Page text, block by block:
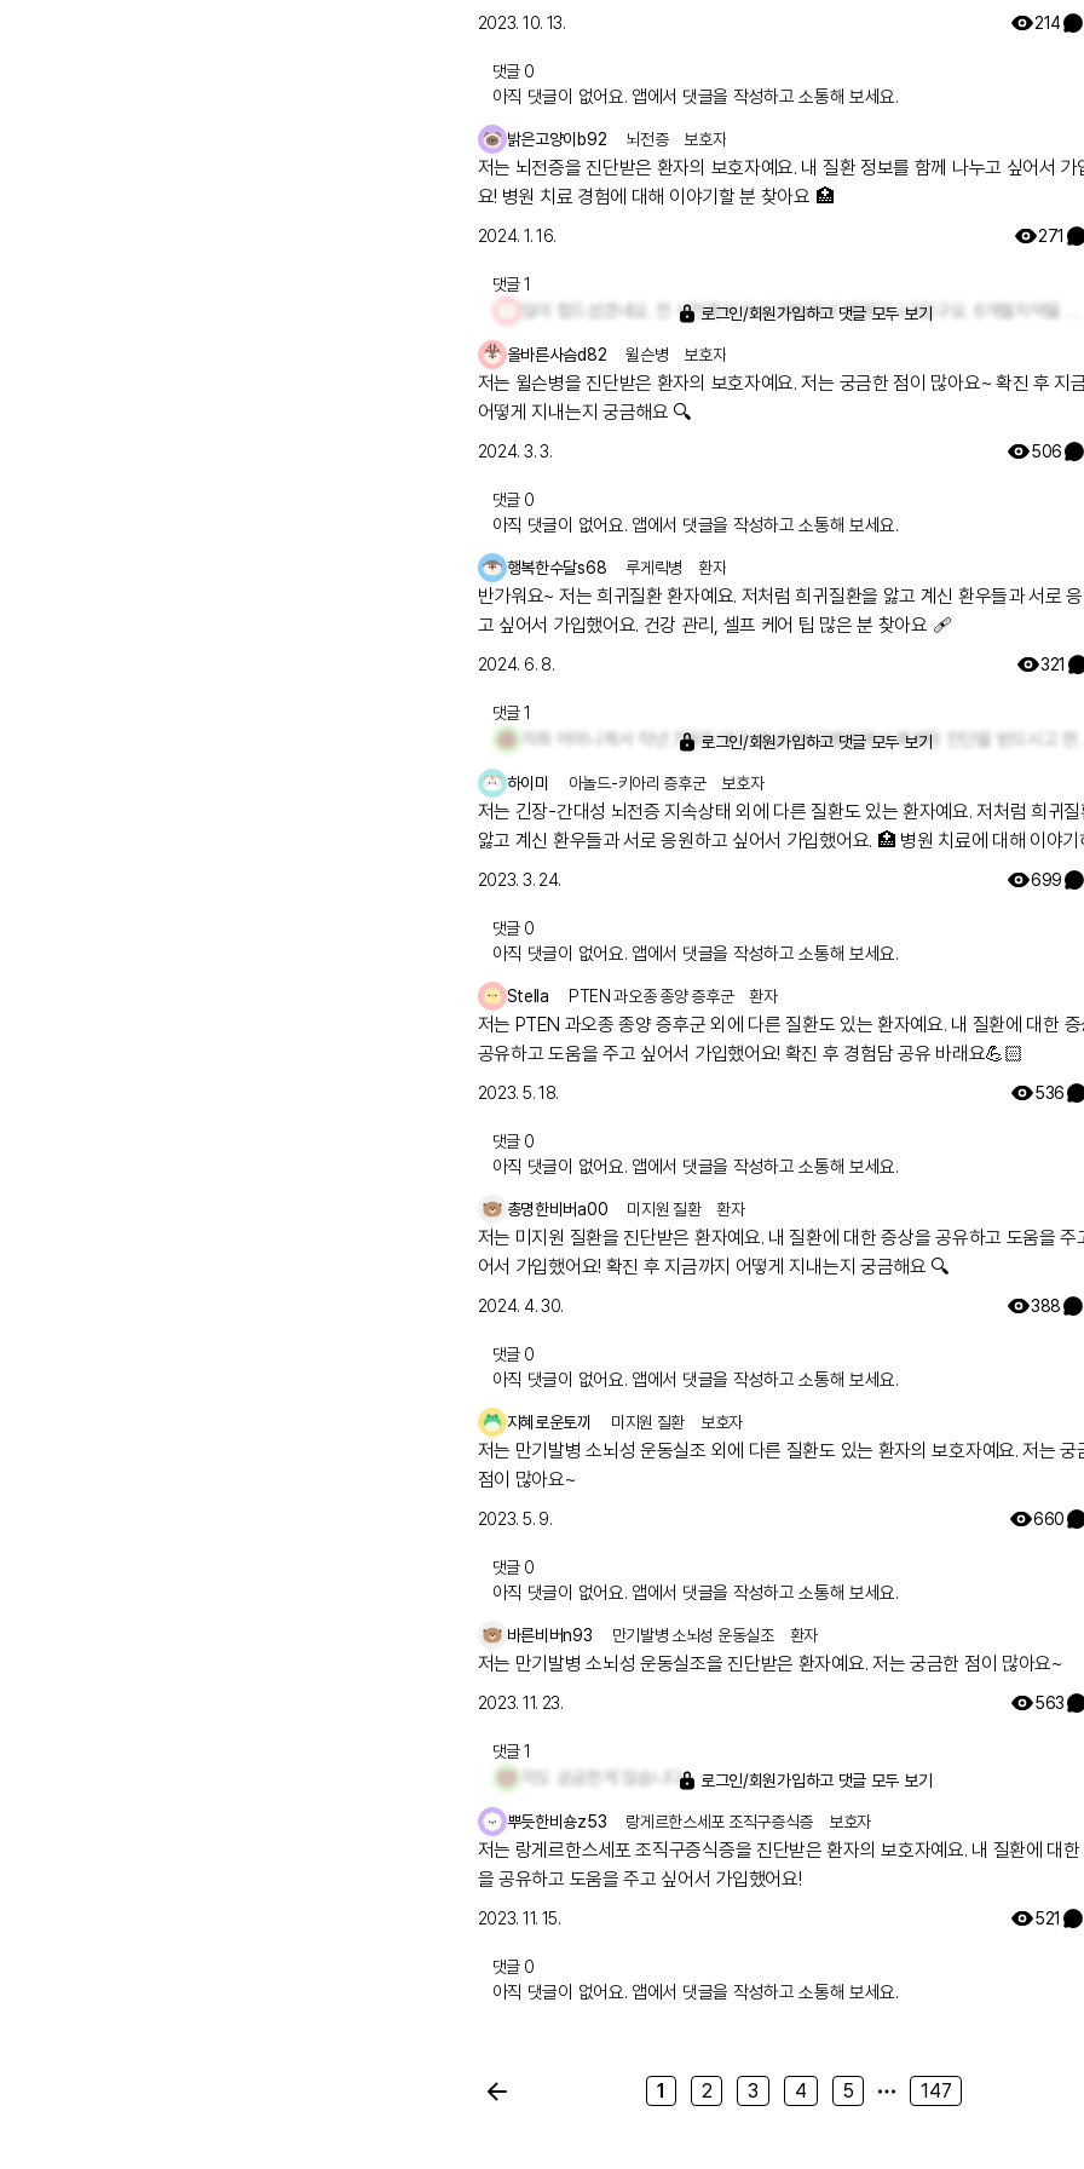
2023. 10. 13. 214
댓글 0
아직 댓글이 없어요. 앱에서 댓글을 작성하고 소통해 보세요.
밝은고양이b92 뇌전증 보호자
저는 뇌전증을 진단받은 환자의 보호자예요. 내 질환 정보를 함께 나누고 싶어서 가
요! 병원 치료 경험에 대해 이야기할 분 찾아요 🏥
2024. 1. 16. 271
댓글1
로그인/회원가입하고 댓글 모두 보기
올바른사슴d82 윌슨병 보호자
저는 윌슨병을 진단받은 환자의 보호자예요. 저는 궁금한 점이 많아요~ 확진 후 지금까지
어떻게 지내는지 궁금해요 🔍
2024. 3. 3. 506
댓글 0
아직 댓글이 없어요. 앱에서 댓글을 작성하고 소통해 보세요.
행복한수달s68 루게릭병 환자
반가워요~ 저는 희귀질환 환자예요. 저처럼 희귀질환을 앓고 계신 환우들과 서로
고 싶어서 가입했어요. 건강 관리, 셀프 케어 팁 많은 분 찾아요 🩹
2024. 6. 8. 321
댓글1
로그인/회원가입하고 댓글 모두 보기
하이미 아놀드-키아리 증후군 보호자
저는 긴장-간대성 뇌전증 지속상태 외에 다른 질환도 있는 환자예요. 저처럼 희귀
앓고 계신 환우들과 서로 응원하고 싶어서 가입했어요. 🏥 병원 치료에 대해 이야기
분~!
2023. 3. 24. 699
댓글 0
아직 댓글이 없어요. 앱에서 댓글을 작성하고 소통해 보세요.
Stella PTEN 과오종 종양 증후군 환자
저는 PTEN 과오종 종양 증후군 외에 다른 질환도 있는 환자예요. 내 질환에 대한
공유하고 도움을 주고 싶어서 가입했어요! 확진 후 경험담 공유 바래요💪🏻
2023. 5. 18. 536
댓글 0
아직 댓글이 없어요. 앱에서 댓글을 작성하고 소통해 보세요.
총명한비버a00 미지원 질환 환자
저는 미지원 질환을 진단받은 환자예요. 내 질환에 대한 증상을 공유하고 도움을 주
어서 가입했어요! 확진 후 지금까지 어떻게 지내는지 궁금해요 🔍
2024. 4. 30. 388
댓글 0
아직 댓글이 없어요. 앱에서 댓글을 작성하고 소통해 보세요.
지혜로운토끼 미지원 질환 보호자
저는 만기발병 소뇌성 운동실조 외에 다른 질환도 있는 환자의 보호자예요. 저는 궁
점이 많아요~
2023. 5. 9. 660
댓글 0
아직 댓글이 없어요. 앱에서 댓글을 작성하고 소통해 보세요.
바른비버n93 만기발병 소뇌성 운동실조 환자
저는 만기발병 소뇌성 운동실조을 진단받은 환자예요. 저는 궁금한 점이 많아요~
2023. 11. 23. 563
댓글1
저도 궁금한게 많습니다~ 로그인/회원가입하고 댓글 모두 보기
뿌듯한비숑z53 랑게르한스세포 조직구증식증 보호자
저는 랑게르한스세포 조직구증식증을 진단받은 환자의 보호자예요. 내 질환에 대한
을 공유하고 도움을 주고 싶어서 가입했어요!
2023. 11. 15. 521
댓글 0
아직 댓글이 없어요. 앱에서 댓글을 작성하고 소통해 보세요.
1 2 3 4 5 147